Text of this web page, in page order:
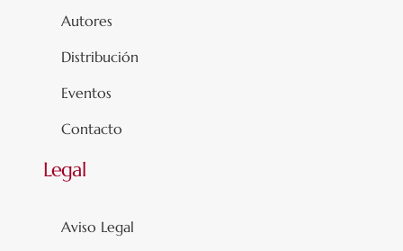
Autores
Distribución
Eventos
Contacto
Legal
Aviso Legal